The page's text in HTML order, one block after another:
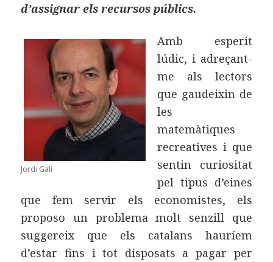
d’assignar els recursos públics.
Jordi Galí
Amb esperit
lúdic, i adreçant-
me als lectors
que gaudeixin de
les
matemàtiques
recreatives i que
sentin curiositat
pel tipus d’eines
que fem servir els economistes, els
proposo un problema molt senzill que
suggereix que els catalans hauríem
d’estar fins i tot disposats a pagar per